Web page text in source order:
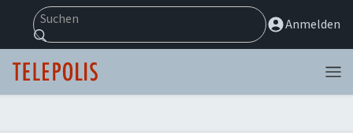
Suchen
Anmelden
Menü